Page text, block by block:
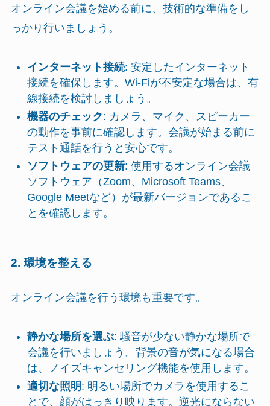
オンライン会議を始める前に、技術的な準備をし
っかり行いましょう。
インターネット接続: 安定したインターネット
接続を確保します。Wi-Fiが不安定な場合は、有
線接続を検討しましょう。
機器のチェック: カメラ、マイク、スピーカー
の動作を事前に確認します。会議が始まる前に
テスト通話を行うと安心です。
ソフトウェアの更新: 使用するオンライン会議
ソフトウェア（Zoom、Microsoft Teams、
Google Meetなど）が最新バージョンであるこ
とを確認します。
2. 環境を整える
オンライン会議を行う環境も重要です。
静かな場所を選ぶ: 騒音が少ない静かな場所で
会議を行いましょう。背景の音が気になる場合
は、ノイズキャンセリング機能を使用します。
適切な照明 : 明るい場所でカメラを使用するこ
とで、顔がはっきり映ります。逆光にならない